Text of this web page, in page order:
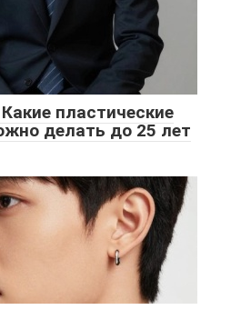
пластические
делать до 25 лет